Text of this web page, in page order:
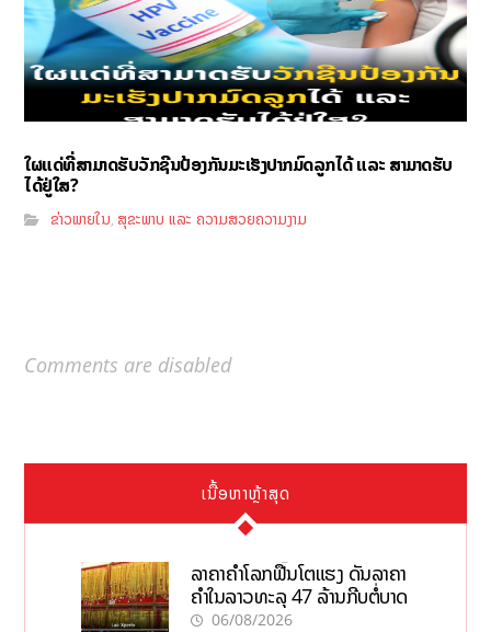
ໃຜແດ່ທີ່ສາມາດຮັບວັກຊີນປ້ອງກັນມະເຮັງປາກມົດລູກໄດ້ ແລະ ສາມາດຮັບ
ໄດ້ຢູ່ໃສ?
ຂ່າວພາຍໃນ,ສຸຂະພາບ ແລະ ຄວາມສວຍຄວາມງາມ
Comments are disabled
ເນື້ອຫາຫຼ້າສຸດ
ລາຄາຄຳໂລກຟື້ນໂຕແຮງ ດັນລາຄາ
ຄຳໃນລາວທະລຸ 47 ລ້ານກີບຕໍ່ບາດ
06/08/2026